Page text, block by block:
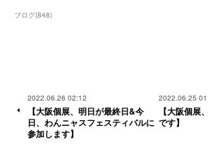
ブログ(848)
2022.06.26 02:12
【大阪個展、明日が最終日&今
日、わんニャスフェスティバルに
参加します】
2022.06.25
【大阪個展
です】